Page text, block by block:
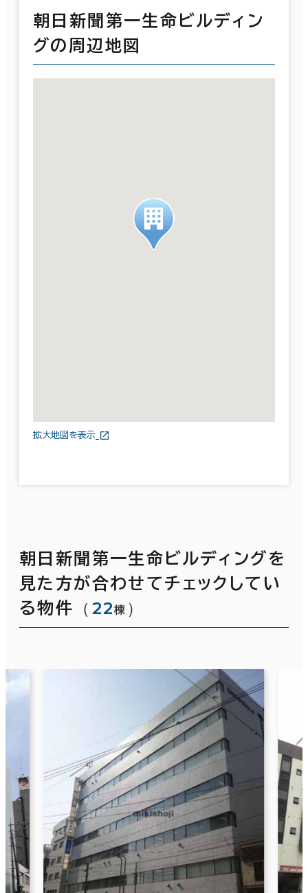
朝日新聞第一生命ビルディン
グの周辺地図
拡大地図を表示
朝日新聞第一生命ビルディングを
見た方が合わせてチェックしてい
る物件
（ 22棟 ）